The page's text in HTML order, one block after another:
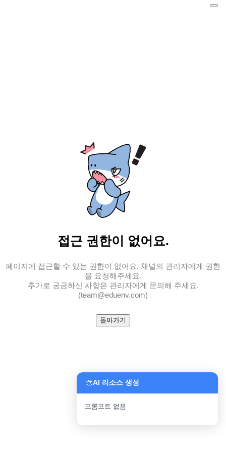
🎨AI 리소스 생성
프롬프트 없음
접근 권한이 없어요.
페이지에 접근할 수 있는 권한이 없어요. 채널의 관리자에게 권한
을 요청해주세요.
추가로 궁금하신 사항은 관리자에게 문의해 주세요.
(team@eduenv.com)
돌아가기